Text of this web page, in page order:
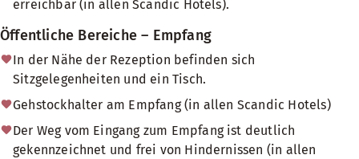
erreichbar (in allen Scandic Hotels).
Öffentliche Bereiche – Empfang
In der Nähe der Rezeption befinden sich
Sitzgelegenheiten und ein Tisch.
Gehstockhalter am Empfang (in allen Scandic Hotels)
Der Weg vom Eingang zum Empfang ist deutlich
gekennzeichnet und frei von Hindernissen (in allen